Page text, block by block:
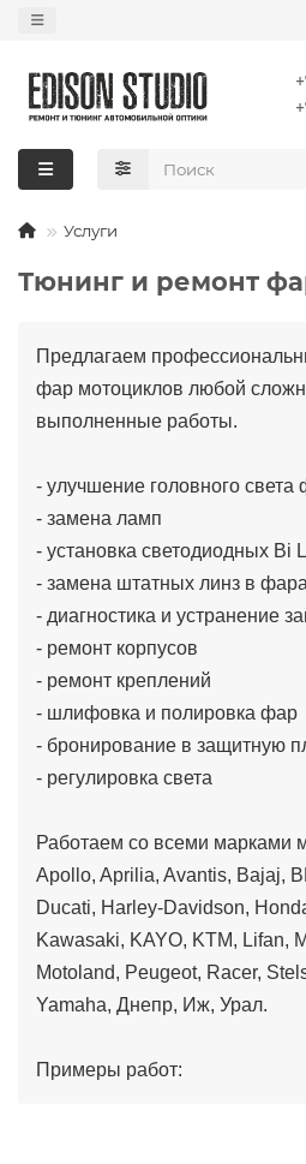
Услуги
Тюнинг и ремонт
Предлагаем
фар мотоциклов любой
выполненные работы.
- улучшение головного света
- замена ламп
- установка светодиодных Bi
- замена штатных линз в
- диагностика и устранение
- ремонт корпусов
- ремонт креплений
- шлифовка и полировка фар
- бронирование в защитную
- регулировка света
Работаем со всеми марками
Apollo, Aprilia, Avantis, Bajaj,
Ducati, Harley-Davidson,
Kawasaki, KAYO, KTM, Lifan,
Motoland, Peugeot, Racer,
Yamaha, Днепр, Иж, Урал.
Примеры работ: